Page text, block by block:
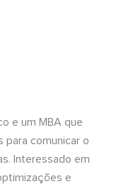
e um MBA que
para comunicar o
Interessado em
e